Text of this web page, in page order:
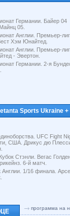
Германии. Байер 04
05.
Англии. Премьер-
Хэм Юнайтед.
Англии. Премьер-
- Эвертон.
Германии. 2-я
Sports Ukraine +
UFC Fight
США. Дрикус дю
Стэнли. Вегас
6-й матч.
Англии. 1/16 финала.
программа на